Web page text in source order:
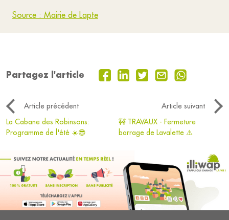
Source : Mairie de Lapte
Partagez l'article
Article précédent
Article suivant
La Cabane des Robinsons:
Programme de l'été ☀️😎
🚧 TRAVAUX - Fermeture
barrage de Lavalette ⚠️